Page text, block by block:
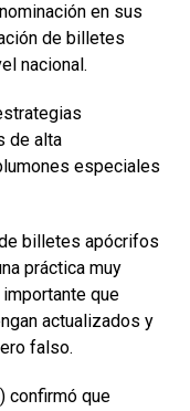
en sus
de billetes
nacional.
de alta
especiales
billetes apócrifos
práctica muy
que
actualizados y
falso.
confirmó que